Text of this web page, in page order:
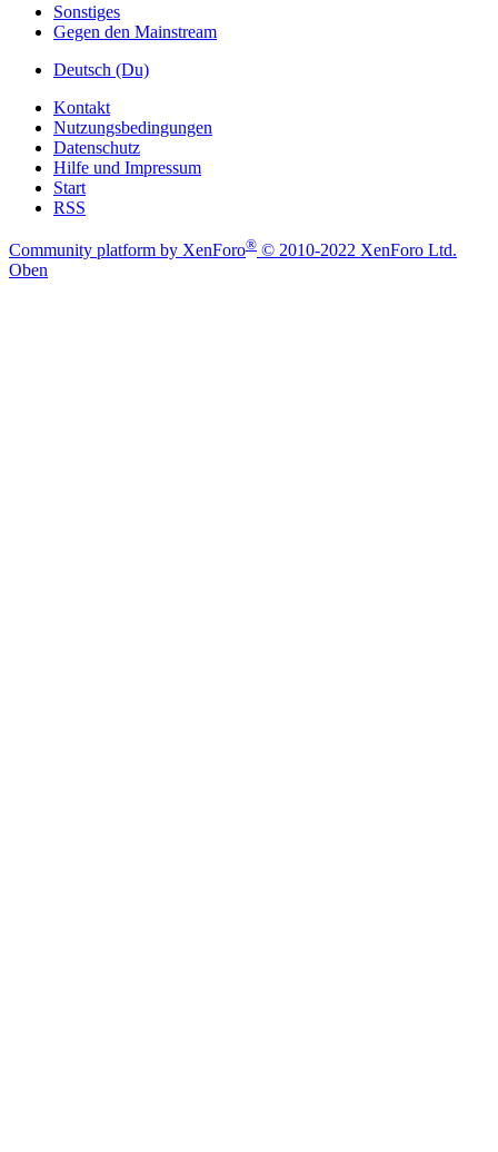
Sonstiges
Gegen den Mainstream
Deutsch (Du)
Kontakt
Nutzungsbedingungen
Datenschutz
Hilfe und Impressum
Start
RSS
Community platform by XenForo® © 2010-2022 XenForo Ltd.
Oben